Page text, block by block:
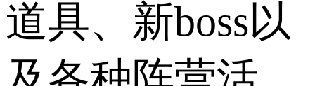
道具、新boss以